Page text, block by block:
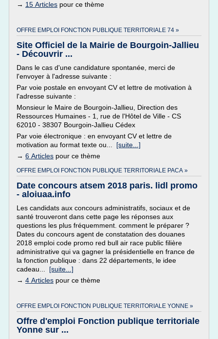
→ 15 Articles pour ce thème
OFFRE EMPLOI FONCTION PUBLIQUE TERRITORIALE 74 »
Site Officiel de la Mairie de Bourgoin-Jallieu
- Découvrir ...
Dans le cas d'une candidature spontanée, merci de
l'envoyer à l'adresse suivante :
Par voie postale en envoyant CV et lettre de motivation à
l'adresse suivante :
Monsieur le Maire de Bourgoin-Jallieu, Direction des
Ressources Humaines - 1, rue de l'Hôtel de Ville - CS
62010 - 38307 Bourgoin-Jallieu Cédex
Par voie électronique : en envoyant CV et lettre de
motivation au format texte ou... [suite...]
→ 6 Articles pour ce thème
OFFRE EMPLOI FONCTION PUBLIQUE TERRITORIALE PACA »
Date concours atsem 2018 paris. lidl promo
- aloiuaa.info
Les candidats aux concours administratifs, sociaux et de
santé trouveront dans cette page les réponses aux
questions les plus fréquemment. comment le préparer ?
Dates du concours agent de constatation des douanes
2018 emploi code promo red bull air race public filière
administrative qui va gagner la présidentielle en france de
la fonction publique : dans 22 départements, le idee
cadeau... [suite...]
→ 4 Articles pour ce thème
OFFRE EMPLOI FONCTION PUBLIQUE TERRITORIALE YONNE »
Offre d'emploi Fonction publique territoriale
Yonne sur ...